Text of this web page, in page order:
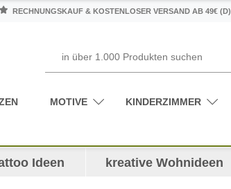
RECHNUNGSKAUF & KOSTENLOSER VERSAND AB 49€ (D)
MOTIVE KINDERZIMMER
Ideen kreative Wohnideen